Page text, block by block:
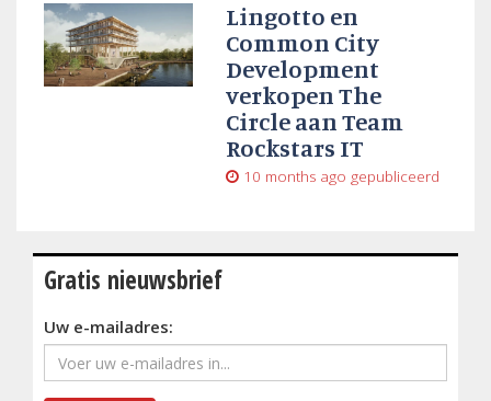
Lingotto en
Common City
Development
verkopen The
Circle aan Team
Rockstars IT
10 months ago gepubliceerd
Gratis nieuwsbrief
Uw e-mailadres: